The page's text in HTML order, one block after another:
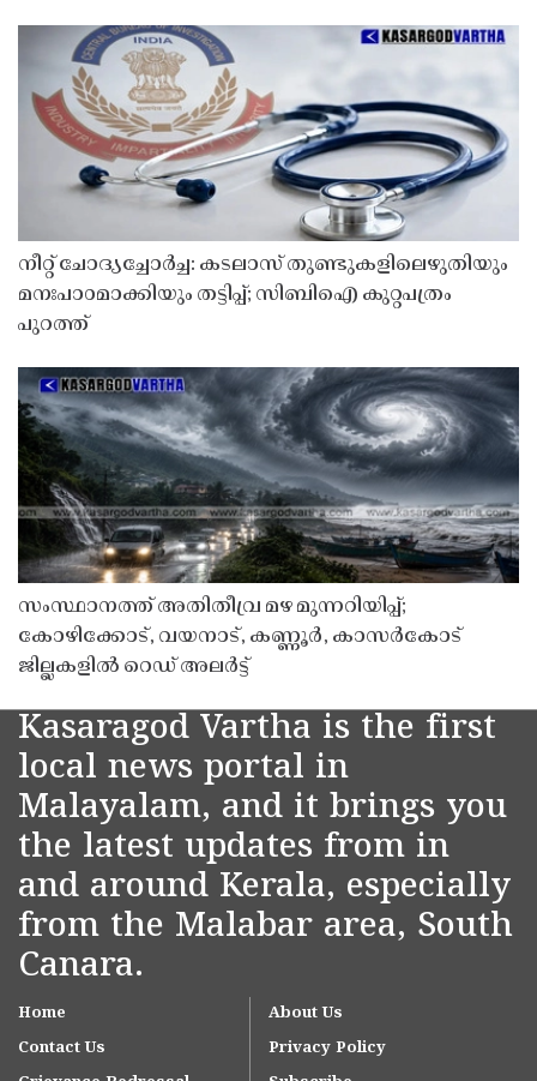
നീറ്റ് ചോദ്യച്ചോർച്ച: കടലാസ് തുണ്ടുകളിലെഴുതിയും
മനഃപാഠമാക്കിയും തട്ടിപ്പ്; സിബിഐ കുറ്റപത്രം
പുറത്ത്
സംസ്ഥാനത്ത് അതിതീവ്ര മഴ മുന്നറിയിപ്പ്;
കോഴിക്കോട്, വയനാട്, കണ്ണൂർ, കാസർകോട്
ജില്ലകളിൽ റെഡ് അലർട്ട്
Kasaragod Vartha is the first
local news portal in
Malayalam, and it brings you
the latest updates from in
and around Kerala, especially
from the Malabar area, South
Canara.
Home
About Us
Contact Us
Privacy Policy